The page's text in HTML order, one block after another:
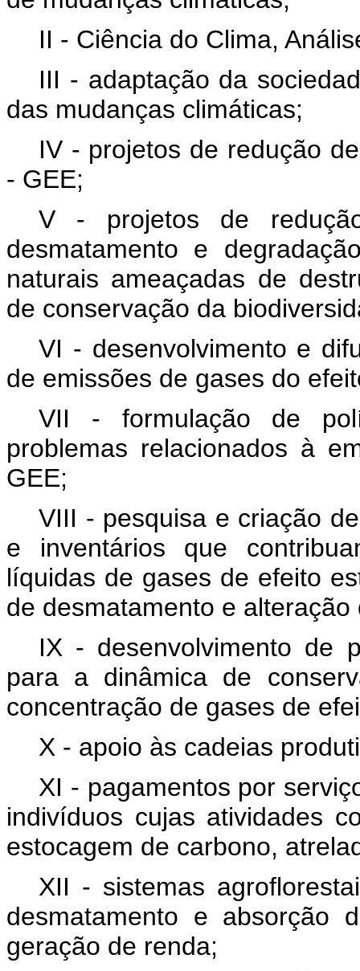
II - Ciência do Clima,
III - adaptação da
das mudanças climáticas;
IV - projetos de redução
- GEE;
V - projetos de
desmatamento e
naturais ameaçadas de
de conservação da
VI - desenvolvimento e
de emissões de gases do
VII - formulação de
problemas relacionados à
GEE;
VIII - pesquisa e criação
e inventários que
líquidas de gases de efeito
de desmatamento e
IX - desenvolvimento de
para a dinâmica de
concentração de gases de
X - apoio às cadeias
XI - pagamentos por
indivíduos cujas atividades
estocagem de carbono,
XII - sistemas
desmatamento e absorção
geração de renda;